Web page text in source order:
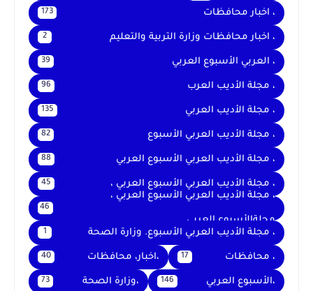
، اخبار محافظات 173
، اخبار محافظات وزارة التربية والتعليم 2
، العربي الأسبوع العربي 39
، مجلة الأديب العرب 96
، مجلة الأديب العربي 135
، مجلة الأديب العربي الأسبوع 82
، مجلة الأديب العربي الأسبوع العربي 88
، مجلة الأديب العربي الأسبوع العربي ، 45
، مجلة الأديب العربي الأسبوع العربي ،
مجلةالأسبوع العربي
46
، مجلة الأديب العربي الأسبوع. وزارة الصحة 1
، محافظات 17 ،اخبار، محافظات 40
،الأسبوع العربي 146 ،وزارة الصحة 73